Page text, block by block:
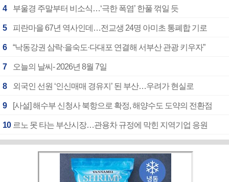
4 부울경 주말부터 비소식…‘극한 폭염’ 한풀 꺾일 듯
5 피란마을 67년 역사인데…전교생 24명 아미초 통폐합 기로
6 “낙동강권 삼락·을숙도·다대포 연결해 서부산 관광 키우자”
7 오늘의 날씨- 2026년 8월 7일
8 외국인 선원 ‘인신매매 경유지’ 된 부산…우려가 현실로
9 [사설] 해수부 신청사 북항으로 확정, 해양수도 도약의 전환점
10 르노 못 타는 부산시장…관용차 규정에 막힌 지역기업 응원